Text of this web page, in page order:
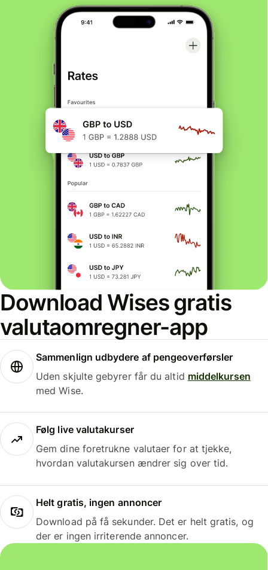
Download Wises gratis
valutaomregner-app
Sammenlign udbydere af pengeoverførsler
Uden skjulte gebyrer får du altid middelkursen
med Wise.
Følg live valutakurser
Gem dine foretrukne valutaer for at tjekke,
hvordan valutakursen ændrer sig over tid.
Helt gratis, ingen annoncer
Download på få sekunder. Det er helt gratis, og
der er ingen irriterende annoncer.